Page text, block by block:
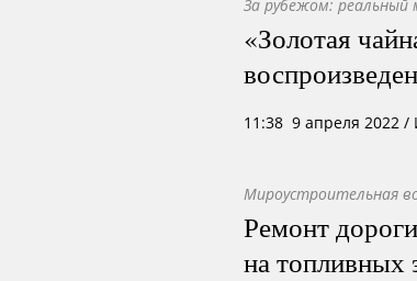
За рубежом: реальный
«Золотая
11:38 9 апреля 2022 /
Мироустроительная
Ремонт
на топливных